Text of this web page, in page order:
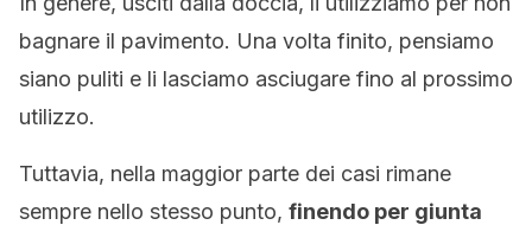
bagnare il pavimento. Una volta finito, pensiamo
siano puliti e li lasciamo asciugare fino al prossimo
utilizzo.
Tuttavia, nella maggior parte dei casi rimane
sempre nello stesso punto, finendo per giunta